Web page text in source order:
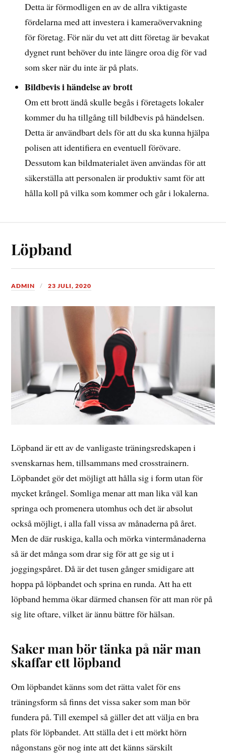
Detta är förmodligen en av de allra viktigaste
fördelarna med att investera i kameraövervakning
för företag. För när du vet att ditt företag är bevakat
dygnet runt behöver du inte längre oroa dig för vad
som sker när du inte är på plats.
Bildbevis i händelse av brott
Om ett brott ändå skulle begås i företagets lokaler
kommer du ha tillgång till bildbevis på händelsen.
Detta är användbart dels för att du ska kunna hjälpa
polisen att identifiera en eventuell förövare.
Dessutom kan bildmaterialet även användas för att
säkerställa att personalen är produktiv samt för att
hålla koll på vilka som kommer och går i lokalerna.
Löpband
ADMIN 23 JULI, 2020
Löpband är ett av de vanligaste träningsredskapen i
svenskarnas hem, tillsammans med crosstrainern.
Löpbandet gör det möjligt att hålla sig i form utan för
mycket krångel. Somliga menar att man lika väl kan
springa och promenera utomhus och det är absolut
också möjligt, i alla fall vissa av månaderna på året.
Men de där ruskiga, kalla och mörka vintermånaderna
så är det många som drar sig för att ge sig ut i
joggingspåret. Då är det tusen gånger smidigare att
hoppa på löpbandet och sprina en runda. Att ha ett
löpband hemma ökar därmed chansen för att man rör på
sig lite oftare, vilket är ännu bättre för hälsan.
Saker man bör tänka på när man
skaffar ett löpband
Om löpbandet känns som det rätta valet för ens
träningsform så finns det vissa saker som man bör
fundera på. Till exempel så gäller det att välja en bra
plats för löpbandet. Att ställa det i ett mörkt hörn
någonstans gör nog inte att det känns särskilt